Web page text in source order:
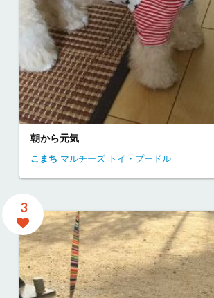
朝から元気
こまち マルチーズ トイ・プードル
3